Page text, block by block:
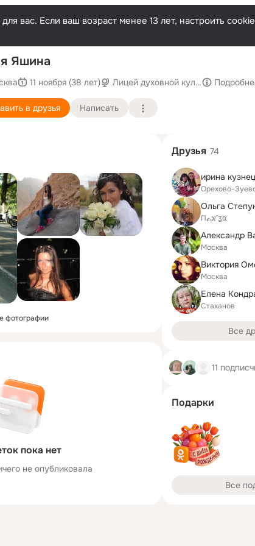
вас. Если ваш возраст менее 13 лет, настроить
Яшина
11 ноября (38 лет) Лицей духовной культуры во имя
в друзья Написать
фотографии
пока нет
не опубликовала
Друзья 74
ирина
Орехово-
Ольга
Пℯℋʓ⍺
Александр
Москва
Виктория
Москва
Стаханов
Все
11
Подарки
Все